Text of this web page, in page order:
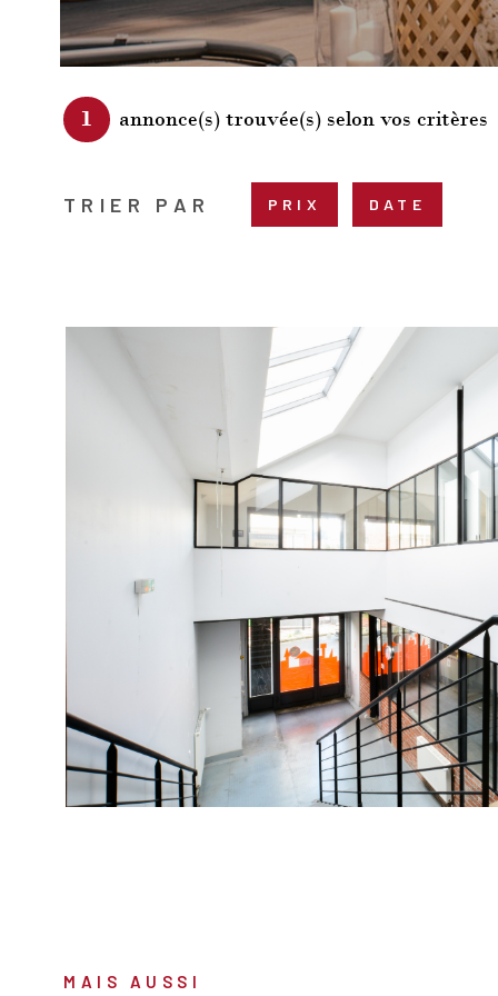
1 annonce(s) trouvée(s) selon vos critères
TRIER PAR PRIX DATE
MAIS AUSSI